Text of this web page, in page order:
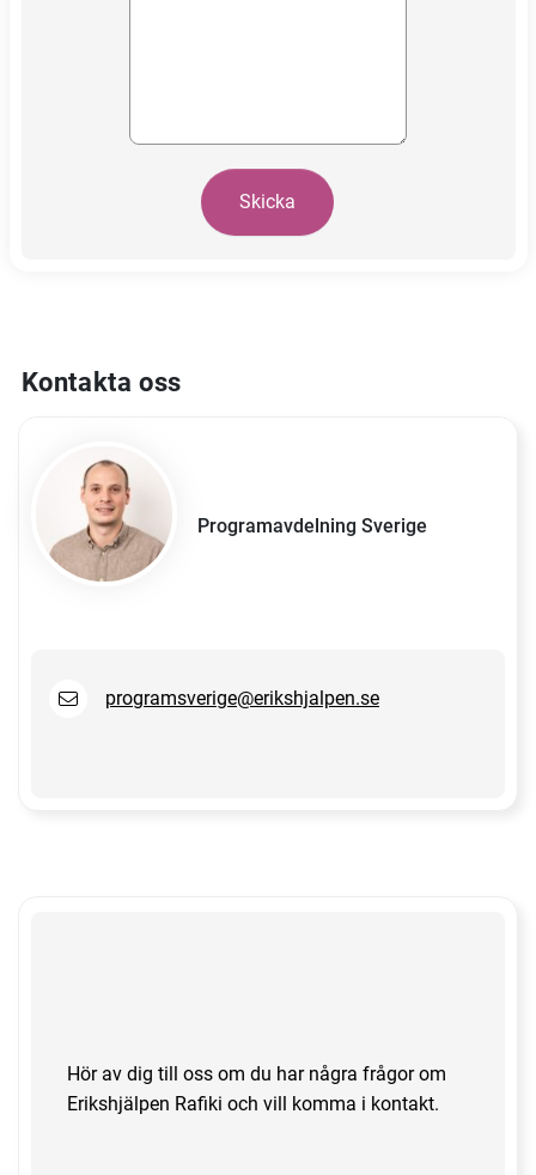
Skicka
Kontakta oss
Programavdelning Sverige
programsverige@erikshjalpen.se
Hör av dig till oss om du har några frågor om
Erikshjälpen Rafiki och vill komma i kontakt.